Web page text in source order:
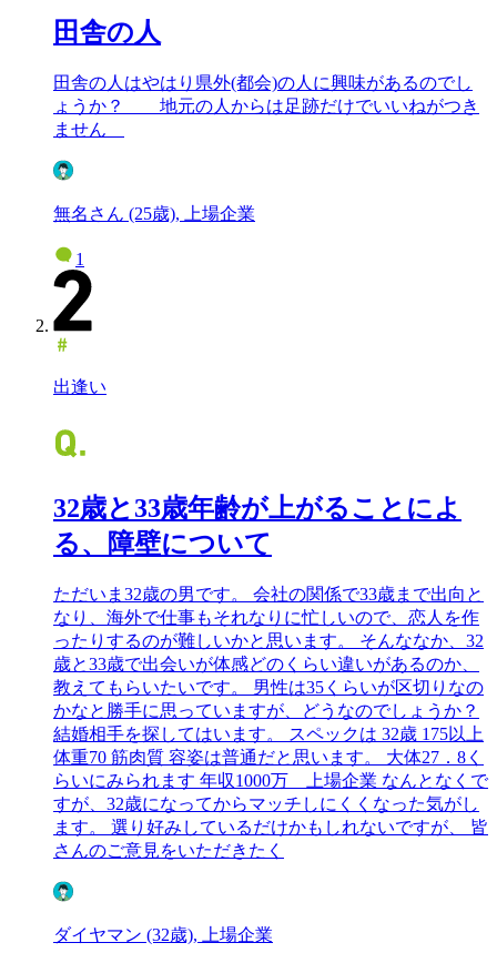
田舎の人
田舎の人はやはり県外(都会)の人に興味があるのでし
ょうか？ 地元の人からは足跡だけでいいねがつき
ません
無名さん (25歳), 上場企業
1
出逢い
32歳と33歳年齢が上がることによ
る、障壁について
ただいま32歳の男です。 会社の関係で33歳まで出向と
なり、海外で仕事もそれなりに忙しいので、恋人を作
ったりするのが難しいかと思います。 そんななか、32
歳と33歳で出会いが体感どのくらい違いがあるのか、
教えてもらいたいです。 男性は35くらいが区切りなの
かなと勝手に思っていますが、どうなのでしょうか？
結婚相手を探してはいます。 スペックは 32歳 175以上
体重70 筋肉質 容姿は普通だと思います。 大体27．8く
らいにみられます 年収1000万 上場企業 なんとなくで
すが、32歳になってからマッチしにくくなった気がし
ます。 選り好みしているだけかもしれないですが、 皆
さんのご意見をいただきたく
ダイヤマン (32歳), 上場企業